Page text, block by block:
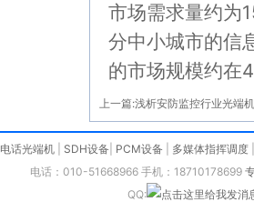
市场需求量约为
分中小城市的信
的市场规模约在
上一篇:浅析安防监控行业光端
电话光端机 SDH设备 PCM设备 多媒体指挥调度
电话：010-51668966 手机：18710178699
QQ: